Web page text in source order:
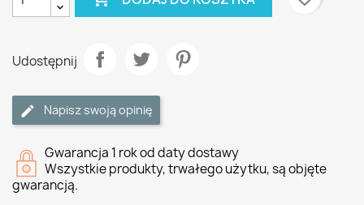
Udostępnij
Napisz swoją opinię
Gwarancja 1 rok od daty dostawy
Wszystkie produkty, trwałego użytku, są objęte
gwarancją.